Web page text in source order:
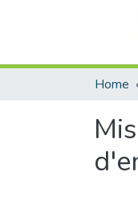
Home